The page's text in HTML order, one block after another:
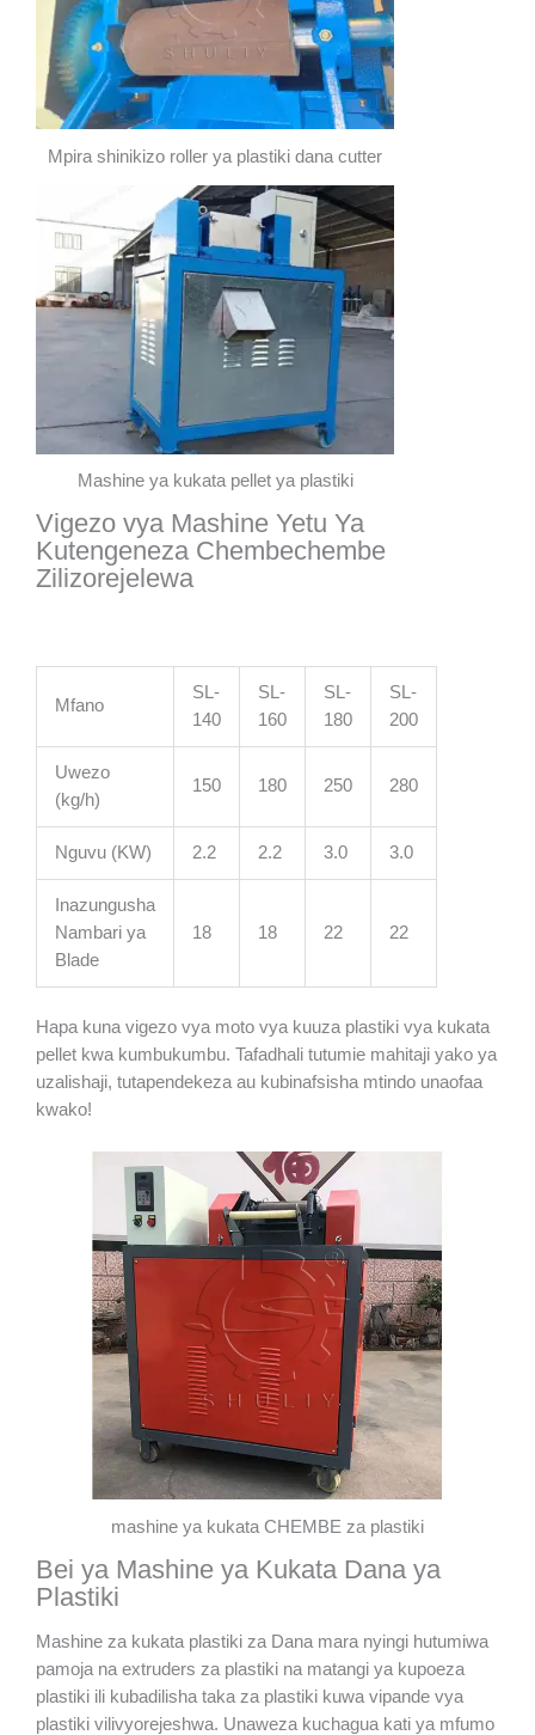
Mpira shinikizo roller ya plastiki dana cutter
Mashine ya kukata pellet ya plastiki
Vigezo vya Mashine Yetu Ya
Kutengeneza Chembechembe
Zilizorejelewa
Mfano
SL-
140
SL-
160
SL-
180
SL-
200
Uwezo
(kg/h)
150 180 250 280
Nguvu (KW) 2.2 2.2 3.0 3.0
Inazungusha
Nambari ya
Blade
18 18 22 22
Hapa kuna vigezo vya moto vya kuuza plastiki vya kukata
pellet kwa kumbukumbu. Tafadhali tutumie mahitaji yako ya
uzalishaji, tutapendekeza au kubinafsisha mtindo unaofaa
kwako!
mashine ya kukata CHEMBE za plastiki
Bei ya Mashine ya Kukata Dana ya
Plastiki
Mashine za kukata plastiki za Dana mara nyingi hutumiwa
pamoja na extruders za plastiki na matangi ya kupoeza
plastiki ili kubadilisha taka za plastiki kuwa vipande vya
plastiki vilivyorejeshwa. Unaweza kuchagua kati ya mfumo